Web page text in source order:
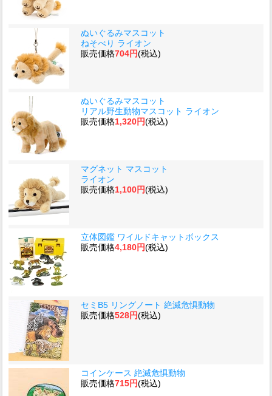
ぬいぐるみマスコット
ねそべり ライオン
販売価格704円(税込)
ぬいぐるみマスコット
リアル野生動物マスコット ライオン
販売価格1,320円(税込)
マグネット マスコット
ライオン
販売価格1,100円(税込)
立体図鑑 ワイルドキャットボックス
販売価格4,180円(税込)
セミB5 リングノート 絶滅危惧動物
販売価格528円(税込)
コインケース 絶滅危惧動物
販売価格715円(税込)